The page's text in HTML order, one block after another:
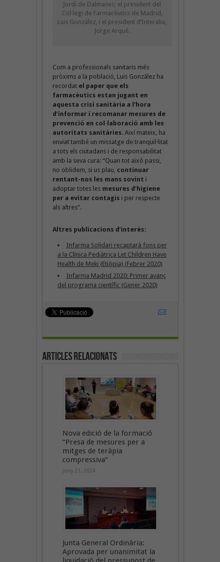
Jordi de Dalmases; el president del
Col·legi de Farmacèutics de Madrid,
Luis González, i el president d’Interalia,
Jorge Arqué.
Com a professionals sanitaris més
pròxims a la població, Luis González ha
recordat el paper que els
farmacèutics estan jugant en
aquesta crisi sanitària a l’hora
d’informar i recomanar mesures de
prevenció en col·laboració amb les
autoritats sanitàries. Així mateix, ha
enviat també un missatge de tranquil·litat
a tots els ciutadans i de responsabilitat
amb la seva cura: “Quan tot això passi,
no oblidem, si us plau, continuar
rentant-nos les mans sovint i
adoptar totes les mesures d’higiene
per a evitar contagis i per respecte
als altres”.
Altres publicacions d’interès:
Infarma Solidari recaptarà fons per
a la Clínica Pediàtrica Let Children Have
Health de Meki (Etiòpia) (Febrer 2020)
Infarma Madrid 2020: Primer avanç
del programa científic (Gener 2020)
Articles Relacionats
Nova edició de la formació
“Presa de mesures per a
mitges de teràpia
compressiva”
juny 21, 2024
Junta General Ordinària:
Aprovada per unanimitat la